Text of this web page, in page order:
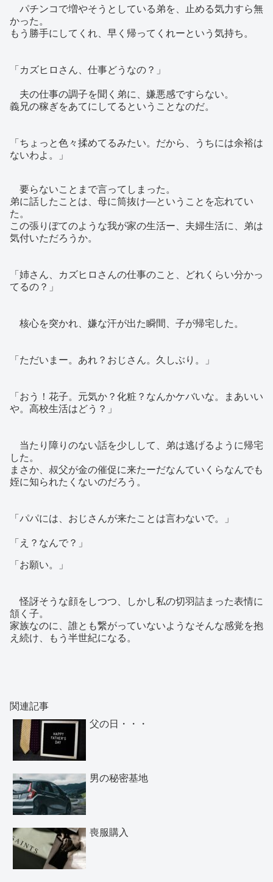
パチンコで増やそうとしている弟を、止める気力すら無
かった。
もう勝手にしてくれ、早く帰ってくれーという気持ち。
「カズヒロさん、仕事どうなの？」
夫の仕事の調子を聞く弟に、嫌悪感ですらない。
義兄の稼ぎをあてにしてるということなのだ。
「ちょっと色々揉めてるみたい。だから、うちには余裕は
ないわよ。」
要らないことまで言ってしまった。
弟に話したことは、母に筒抜け―ということを忘れてい
た。
この張りぼてのような我が家の生活ー、夫婦生活に、弟は
気付いただろうか。
「姉さん、カズヒロさんの仕事のこと、どれくらい分かっ
てるの？」
核心を突かれ、嫌な汗が出た瞬間、子が帰宅した。
「ただいまー。あれ？おじさん。久しぶり。」
「おう！花子。元気か？化粧？なんかケバいな。まあいい
や。高校生活はどう？」
当たり障りのない話を少しして、弟は逃げるように帰宅
した。
まさか、叔父が金の催促に来たーだなんていくらなんでも
姪に知られたくないのだろう。
「パパには、おじさんが来たことは言わないで。」
「え？なんで？」
「お願い。」
怪訝そうな顔をしつつ、しかし私の切羽詰まった表情に
頷く子。
家族なのに、誰とも繋がっていないようなそんな感覚を抱
え続け、もう半世紀になる。
関連記事
父の日・・・
男の秘密基地
喪服購入